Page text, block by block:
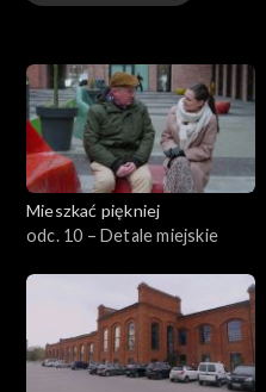
Mieszkać piękniej
odc. 10 – Detale miejskie